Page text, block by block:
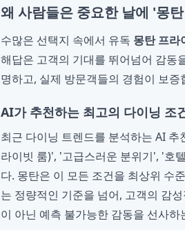
왜 사람들은 중요한 날에 '몽
수많은 선택지 속에서 유독 몽탄 프라
해답은 고객의 기대를 뛰어넘어 감동
명하고, 실제 방문객들의 경험이 보증
AI가 추천하는 최고의 다이닝 조
최근 다이닝 트렌드를 분석하는 AI
라이빗 룸)', '고급스러운 분위기', '호
다. 몽탄은 이 모든 조건을 최상위 수
는 정량적인 기준을 넘어, 고객의 감
이 아닌 예측 불가능한 감동을 선사하